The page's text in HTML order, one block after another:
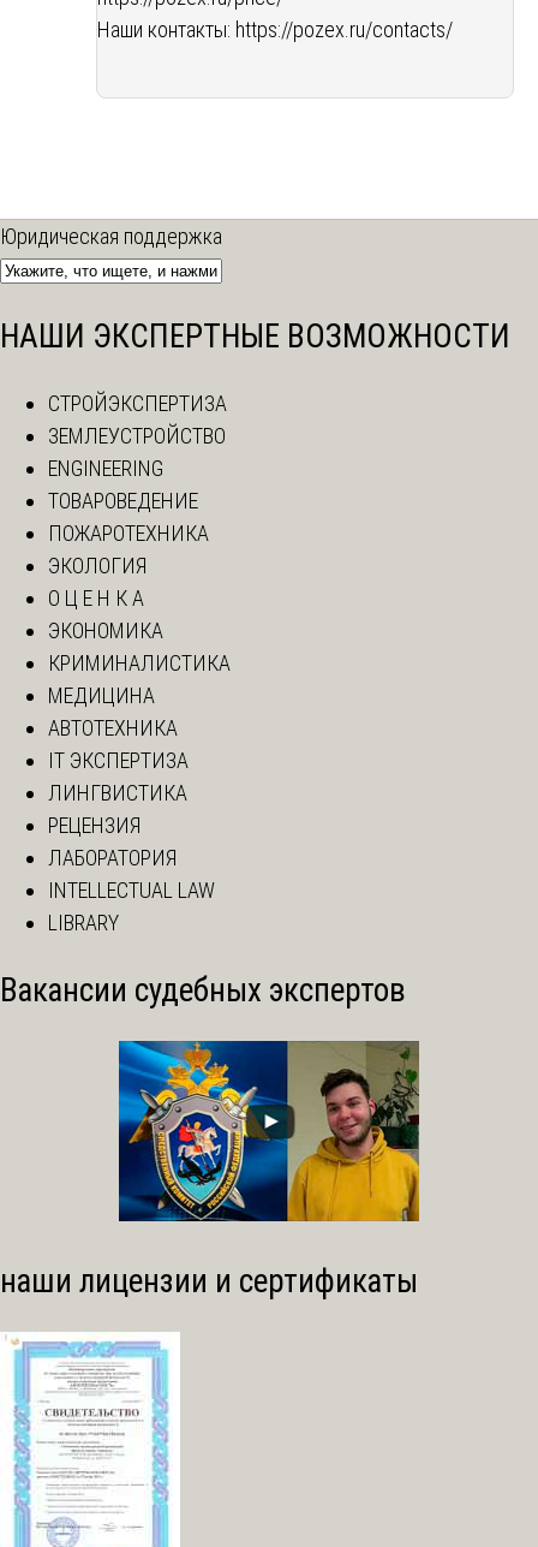
Наши контакты: https://pozex.ru/contacts/
Юридическая поддержка
НАШИ ЭКСПЕРТНЫЕ ВОЗМОЖНОСТИ
СТРОЙЭКСПЕРТИЗА
ЗЕМЛЕУСТРОЙСТВО
ENGINEERING
ТОВАРОВЕДЕНИЕ
ПОЖАРОТЕХНИКА
ЭКОЛОГИЯ
О Ц Е Н К А
ЭКОНОМИКА
КРИМИНАЛИСТИКА
МЕДИЦИНА
АВТОТЕХНИКА
IT ЭКСПЕРТИЗА
ЛИНГВИСТИКА
РЕЦЕНЗИЯ
ЛАБОРАТОРИЯ
INTELLECTUAL LAW
LIBRARY
Вакансии судебных экспертов
наши лицензии и сертификаты